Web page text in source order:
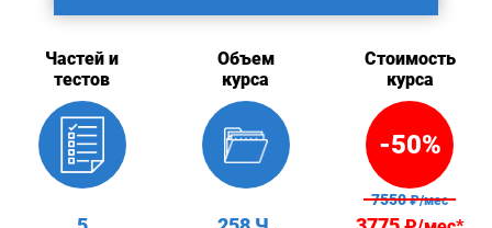
Частей и
тестов
Объем
курса
Стоимость
курса
-50%
7550₽/мес